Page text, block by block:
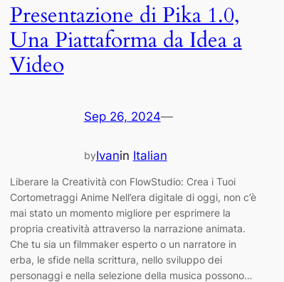
Presentazione di Pika 1.0,
Una Piattaforma da Idea a
Video
Sep 26, 2024—
byIvanin Italian
Liberare la Creatività con FlowStudio: Crea i Tuoi
Cortometraggi Anime Nell’era digitale di oggi, non c’è
mai stato un momento migliore per esprimere la
propria creatività attraverso la narrazione animata.
Che tu sia un filmmaker esperto o un narratore in
erba, le sfide nella scrittura, nello sviluppo dei
personaggi e nella selezione della musica possono…